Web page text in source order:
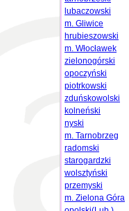
lubaczowski
m. Gliwice
hrubieszowski
m. Włocławek
zielonogórski
opoczyński
piotrkowski
zduńskowolski
kolneński
nyski
m. Tarnobrzeg
radomski
starogardzki
wolsztyński
przemyski
m. Zielona Góra